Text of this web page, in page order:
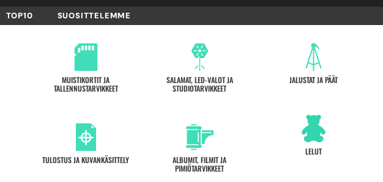
TOP10 SUOSITTELEMME
MUISTIKORTIT JA
TALLENNUSTARVIKKEET
TULOSTUS JA KUVANKÄSITTELY
SALAMAT, LED-VALOT JA
STUDIOTARVIKKEET
ALBUMIT, FILMIT JA
PIMIÖTARVIKKEET
JALUSTAT JA PÄÄT
LELUT